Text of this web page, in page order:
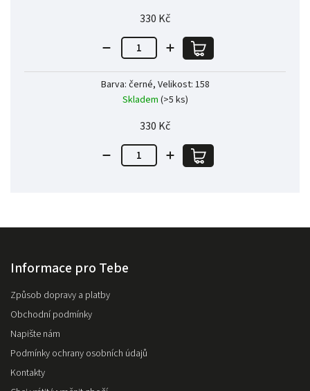
330 Kč
Barva: černé, Velikost: 158
Skladem (>5 ks)
330 Kč
Informace pro Tebe
Způsob dopravy a platby
Obchodní podmínky
Napište nám
Podmínky ochrany osobních údajů
Kontakty